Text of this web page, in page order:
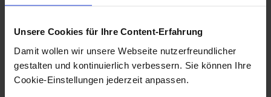
Unsere Cookies für Ihre Content-Erfahrung
Damit wollen wir unsere Webseite nutzerfreundlicher
gestalten und kontinuierlich verbessern. Sie können Ihre
Cookie-Einstellungen jederzeit anpassen.
der Service 'rest-dashlet' in der Version
3.0.13 oder später benötigt und
oder später.